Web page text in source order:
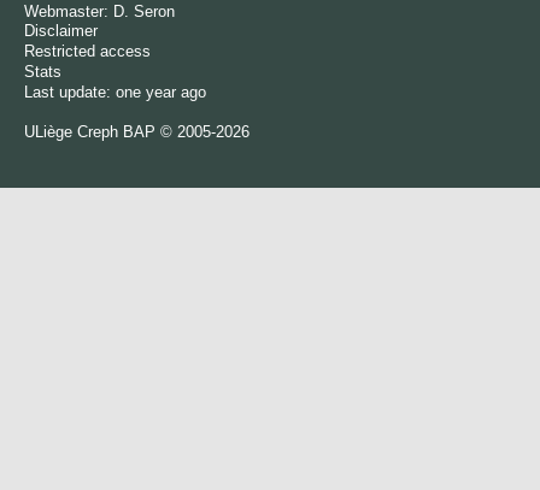
Webmaster: D. Seron
Disclaimer
Restricted access
Stats
Last update: one year ago
ULiège Creph BAP © 2005-2026